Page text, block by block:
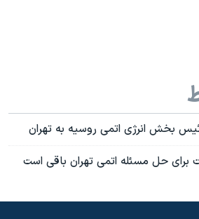
چین
بخش انرژی اتمی روسيه به تهران
حل مسئله اتمی تهران باقی است